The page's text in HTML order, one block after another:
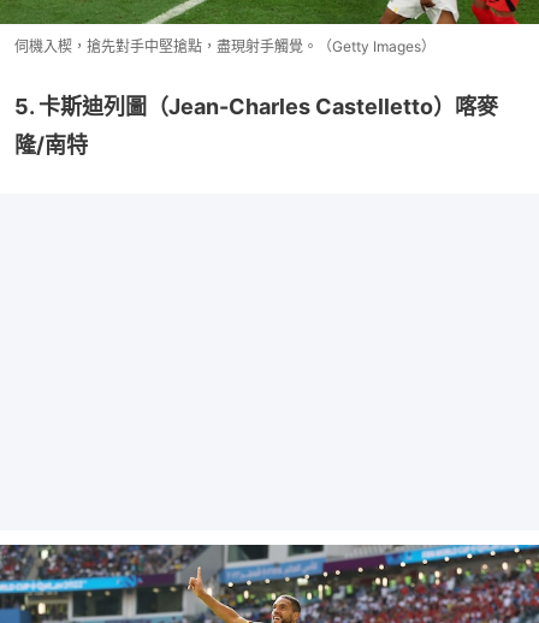
伺機入楔，搶先對手中堅搶點，盡現射手觸覺。（Getty Images）
5. 卡斯迪列圖（Jean-Charles Castelletto）喀麥
隆/南特